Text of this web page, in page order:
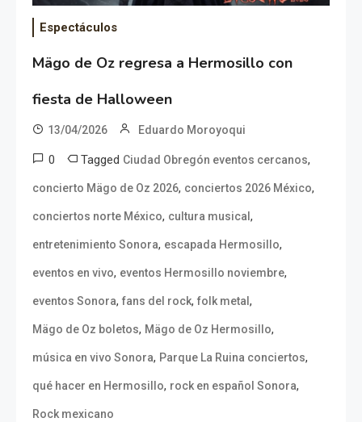
Espectáculos
Mägo de Oz regresa a Hermosillo con
fiesta de Halloween
13/04/2026 Eduardo Moroyoqui
0 Tagged Ciudad Obregón eventos cercanos,
concierto Mägo de Oz 2026, conciertos 2026 México,
conciertos norte México, cultura musical ,
entretenimiento Sonora, escapada Hermosillo,
eventos en vivo, eventos Hermosillo noviembre,
eventos Sonora, fans del rock, folk metal ,
Mägo de Oz boletos, Mägo de Oz Hermosillo,
música en vivo Sonora, Parque La Ruina conciertos,
qué hacer en Hermosillo, rock en español Sonora,
Rock mexicano